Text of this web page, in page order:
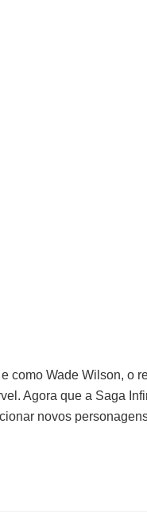
como Wade Wilson, o
Agora que a Saga
novos